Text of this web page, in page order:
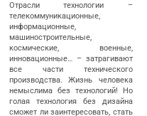
Отрасли технологии –
телекоммуникационные,
информационные,
машиностроительные,
космические, военные,
инновационные… – затрагивают
все части технического
производства. Жизнь человека
немыслима без технологий! Но
голая технология без дизайна
сможет ли заинтересовать, стать